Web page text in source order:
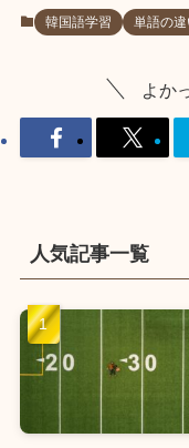
韓国語学習 単語の
よか
人気記事一覧